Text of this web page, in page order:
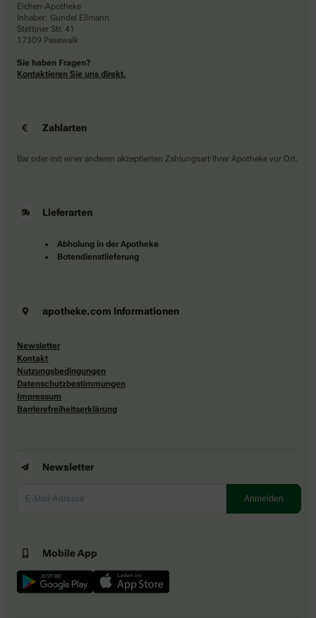
Eichen-Apotheke
Inhaber: Gundel Ellmann
Stettiner Str. 41
17309 Pasewalk
Sie haben Fragen?
Kontaktieren Sie uns direkt.
Zahlarten
Bar oder mit einer anderen akzeptierten Zahlungsart Ihrer Apotheke vor Ort.
Lieferarten
Abholung in der Apotheke
Botendienstlieferung
apotheke.com Informationen
Newsletter
Kontakt
Nutzungsbedingungen
Datenschutzbestimmungen
Impressum
Barrierefreiheitserklärung
Newsletter
Mobile App